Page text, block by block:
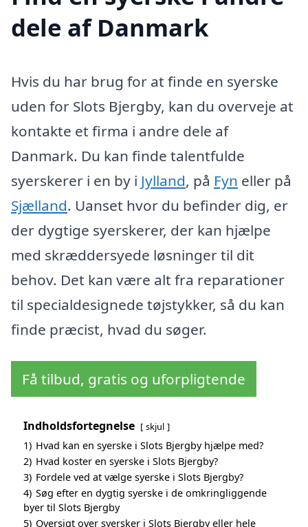
dele af Danmark
Hvis du har brug for at finde en syerske
uden for Slots Bjergby, kan du overveje at
kontakte et firma i andre dele af
Danmark. Du kan finde talentfulde
syerskerer i en by i Jylland, på Fyn eller på
Sjælland. Uanset hvor du befinder dig, er
der dygtige syerskerer, der kan hjælpe
med skræddersyede løsninger til dit
behov. Det kan være alt fra reparationer
til specialdesignede tøjstykker, så du kan
finde præcist, hvad du søger.
Få tilbud, gratis og uforpligtende
Indholdsfortegnelse skjul
1) Hvad kan en syerske i Slots Bjergby hjælpe med?
2) Hvad koster en syerske i Slots Bjergby?
3) Fordele ved at vælge syerske i Slots Bjergby?
4) Søg efter en dygtig syerske i de omkringliggende
byer til Slots Bjergby
5) Oversigt over syersker i Slots Bjergby eller hele